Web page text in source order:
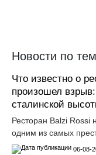
Новости по
Что известно о
произошел
сталинской
Ресторан Balzi Rossi
одним из самых
06-08-